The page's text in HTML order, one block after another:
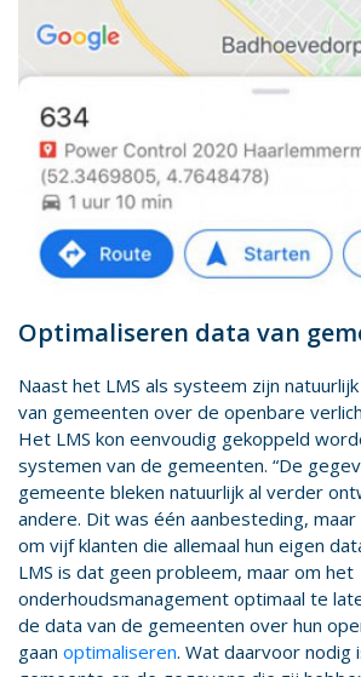
Optimaliseren data van
Naast het LMS als systeem zijn
van gemeenten over de openbare
Het LMS kon eenvoudig gekoppeld
systemen van de gemeenten. “De
gemeente bleken natuurlijk al verder
andere. Dit was één aanbesteding,
om vijf klanten die allemaal hun eigen
LMS is dat geen probleem, maar om het
onderhoudsmanagement optimaal te
de data van de gemeenten over hun
gaan optimaliseren. Wat daarvoor nodig